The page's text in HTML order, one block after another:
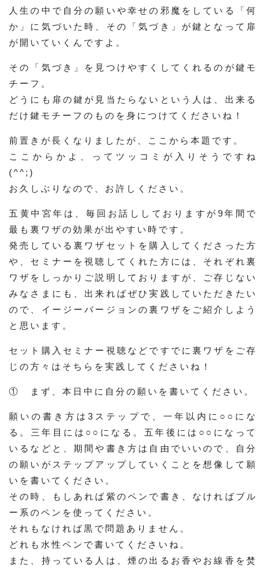
人生の中で自分の願いや幸せの邪魔をしている「何
か」に気づいた時、その「気づき」が鍵となって扉
が開いていくんですよ。
その「気づき」を見つけやすくしてくれるのが鍵モ
チーフ。
どうにも扉の鍵が見当たらないという人は、出来る
だけ鍵モチーフのものを身につけてくださいね！
前置きが長くなりましたが、ここから本題です。
ここからかよ、ってツッコミが入りそうですね
(^^;)
お久しぶりなので、お許しください。
五黄中宮年は、毎回お話ししておりますが9年間で
最も裏ワザの効果が出やすい時です。
発売している裏ワザセットを購入してくださった方
や、セミナーを視聴してくれた方には、それぞれ裏
ワザをしっかりご説明しておりますが、ご存じない
みなさまにも、出来ればぜひ実践していただきたい
ので、イージーバージョンの裏ワザをご紹介しよう
と思います。
セット購入セミナー視聴などですでに裏ワザをご存
じの方々はそちらを実践してくださいね！
① まず、本日中に自分の願いを書いてください。
願いの書き方は3ステップで、一年以内に○○にな
る。三年目には○○になる。五年後には○○になって
いるなどと、期間や書き方は自由でいいので、自分
の願いがステップアップしていくことを想像して願
いを書いてください。
その時、もしあれば紫のペンで書き、なければブル
ー系のペンを使ってください。
それもなければ黒で問題ありません。
どれも水性ペンで書いてくださいね。
また、持っている人は、煙の出るお香やお線香を焚